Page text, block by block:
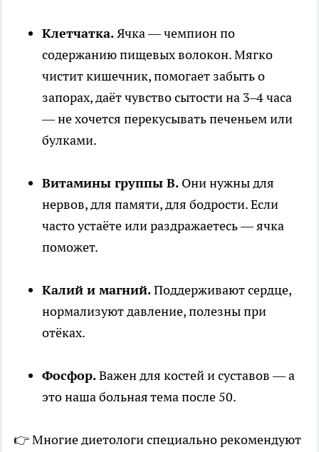
Клетчатка.Ячка — чемпион по
содержанию пищевых волокон. Мягко
чистит кишечник, помогает забыть о
запорах, даёт чувство сытости на 3–4 часа
— не хочется перекусывать печеньем или
булками.
Витамины группы B. Они нужны для
нервов, для памяти, для бодрости. Если
часто устаёте или раздражаетесь — ячка
поможет.
Калий и магний.Поддерживают сердце,
нормализуют давление, полезны при
отёках.
Фосфор.Важен для костей и суставов — а
это наша больная тема после 50.
👉 Многие диетологи специально рекомендуют